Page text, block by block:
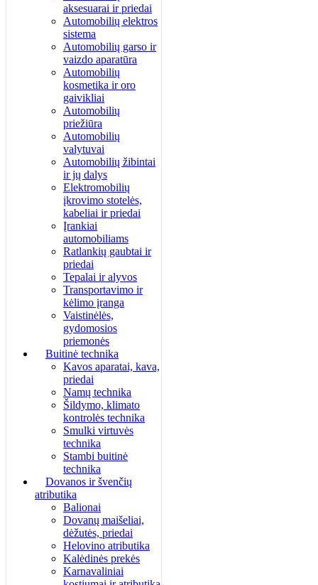
aksesuarai ir priedai
Automobilių elektros
sistema
Automobilių garso ir
vaizdo aparatūra
Automobilių
kosmetika ir oro
gaivikliai
Automobilių
priežiūra
Automobilių
valytuvai
Automobilių žibintai
ir jų dalys
Elektromobilių
įkrovimo stotelės,
kabeliai ir priedai
Įrankiai
automobiliams
Ratlankių gaubtai ir
priedai
Tepalai ir alyvos
Transportavimo ir
kėlimo įranga
Vaistinėlės,
gydomosios
priemonės
Buitinė technika
Kavos aparatai, kava,
priedai
Namų technika
Šildymo, klimato
kontrolės technika
Smulki virtuvės
technika
Stambi buitinė
technika
Dovanos ir švenčių
atributika
Balionai
Dovanų maišeliai,
dėžutės, priedai
Helovino atributika
Kalėdinės prekės
Karnavaliniai